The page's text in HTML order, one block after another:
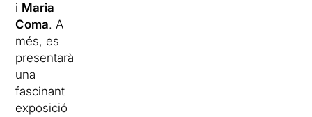
i Maria
Coma. A
més, es
presentarà
una
fascinant
exposició